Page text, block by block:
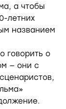
а чтобы
летних
названием
говорить о
— они с